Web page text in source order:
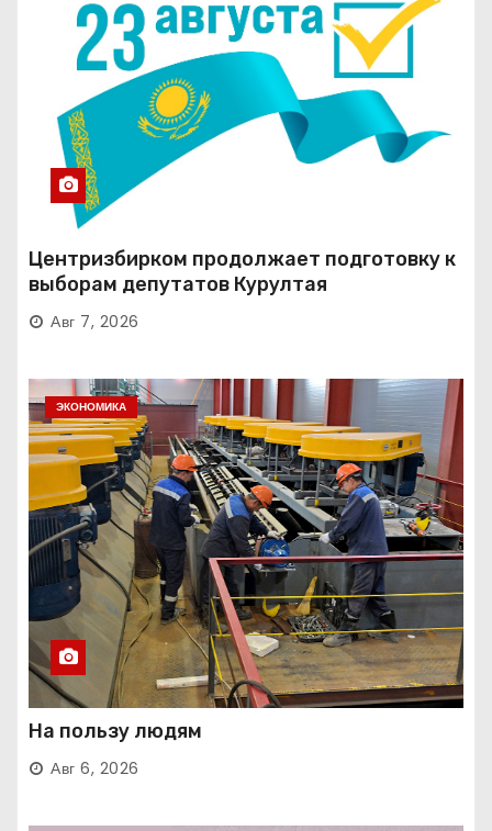
Центризбирком продолжает подготовку к
выборам депутатов Курултая
Авг 7, 2026
ЭКОНОМИКА
На пользу людям
Авг 6, 2026